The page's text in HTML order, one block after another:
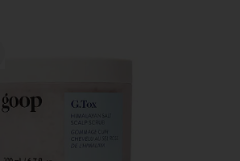
G.TOX HIMALAYAN SALT SCALP SCRUB